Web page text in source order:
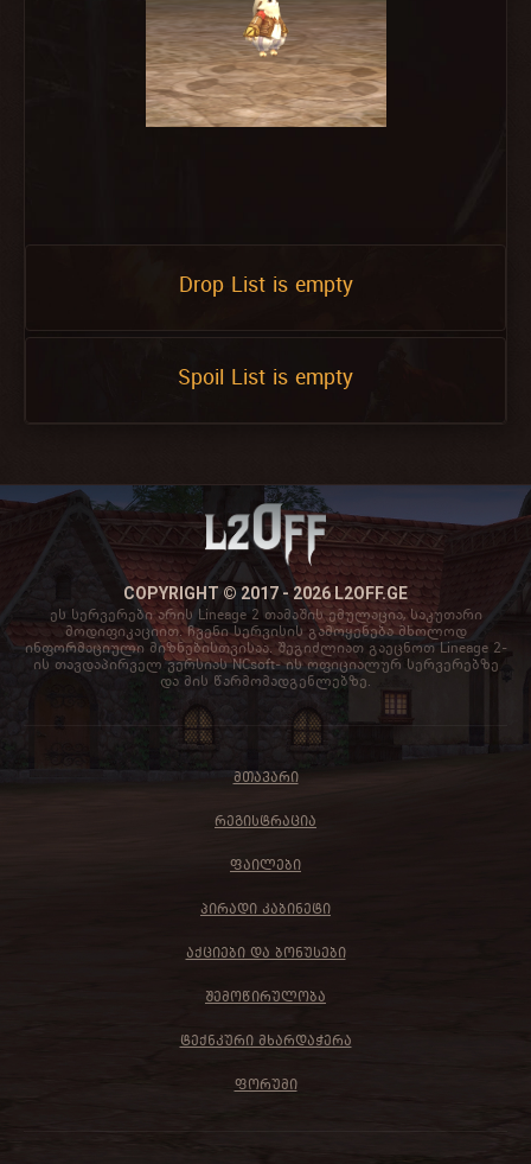
Drop List is empty
Spoil List is empty
COPYRIGHT © 2017 - 2026 L2OFF.GE
ეს სერვერები არის Lineage 2 თამაშის ემულაცია, საკუთარი
მოდიფიკაციით. ჩვენი სერვისის გამოყენება მხოლოდ
ინფორმაციული მიზნებისთვისაა. შეგიძლიათ გაეცნოთ Lineage 2-
ის თავდაპირველ ვერსიას NCsoft- ის ოფიციალურ სერვერებზე
და მის წარმომადგენლებზე.
ᲛᲗᲐᲕᲐᲠᲘ
ᲠᲔᲒᲘᲡᲢᲠᲐᲪᲘᲐ
ᲤᲐᲘᲚᲔᲑᲘ
ᲞᲘᲠᲐᲓᲘ ᲙᲐᲑᲘᲜᲔᲢᲘ
ᲐᲥᲪᲘᲔᲑᲘ ᲓᲐ ᲑᲝᲜᲣᲡᲔᲑᲘ
ᲨᲔᲛᲝᲬᲘᲠᲣᲚᲝᲑᲐ
ᲢᲔᲥᲜᲙᲣᲠᲘ ᲛᲮᲐᲠᲓᲐᲭᲔᲠᲐ
ᲤᲝᲠᲣᲛᲘ